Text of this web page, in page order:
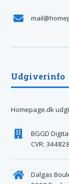
Udgiverinfo
Homepage.dk
BGGD
CVR:
Dalgas